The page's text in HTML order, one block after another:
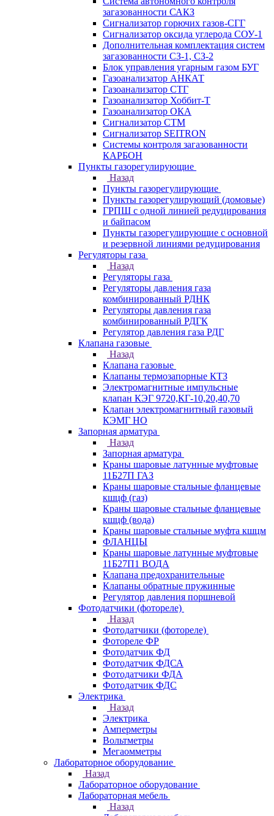
загазованности САКЗ
Сигнализатор горючих газов-СГГ
Сигнализатор оксида углерода СОУ-1
Дополнительная комплектация систем
загазованности СЗ-1, СЗ-2
Блок управления угарным газом БУГ
Газоанализатор АНКАТ
Газоанализатор СТГ
Газоанализатор Хоббит-Т
Газоанализатор ОКА
Сигнализатор СТМ
Сигнализатор SEITRON
Системы контроля загазованности
КАРБОН
Пункты газорегулирующие
Назад
Пункты газорегулирующие
Пункты газорегулирующий (домовые)
ГРПШ с одной линией редуцирования
и байпасом
Пункты газорегулирующие с основной
и резервной линиями редуцирования
Регуляторы газа
Назад
Регуляторы газа
Регуляторы давления газа
комбинированный РДНК
Регуляторы давления газа
комбинированный РДГК
Регулятор давления газа РДГ
Клапана газовые
Назад
Клапана газовые
Клапаны термозапорные КТЗ
Электромагнитные импульсные
клапан КЭГ 9720,КГ-10,20,40,70
Клапан электромагнитный газовый
КЭМГ НО
Запорная арматура
Назад
Запорная арматура
Краны шаровые латунные муфтовые
11Б27П ГАЗ
Краны шаровые стальные фланцевые
кшцф (газ)
Краны шаровые стальные фланцевые
кшцф (вода)
Краны шаровые стальные муфта кшцм
ФЛАНЦЫ
Краны шаровые латунные муфтовые
11Б27П1 ВОДА
Клапана предохранительные
Клапаны обратные пружинные
Регулятор давления поршневой
Фотодатчики (фотореле)
Назад
Фотодатчики (фотореле)
Фотореле ФР
Фотодатчик ФД
Фотодатчик ФДСА
Фотодатчики ФДА
Фотодатчик ФДС
Электрика
Назад
Электрика
Амперметры
Вольтметры
Мегаомметры
Лабораторное оборудование
Назад
Лабораторное оборудование
Лабораторная мебель
Назад